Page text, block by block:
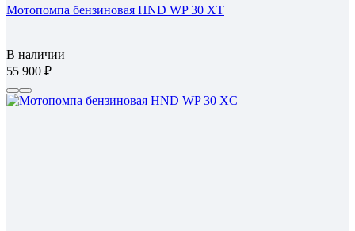
Мотопомпа бензиновая HND WP 30 XT
В наличии
55 900